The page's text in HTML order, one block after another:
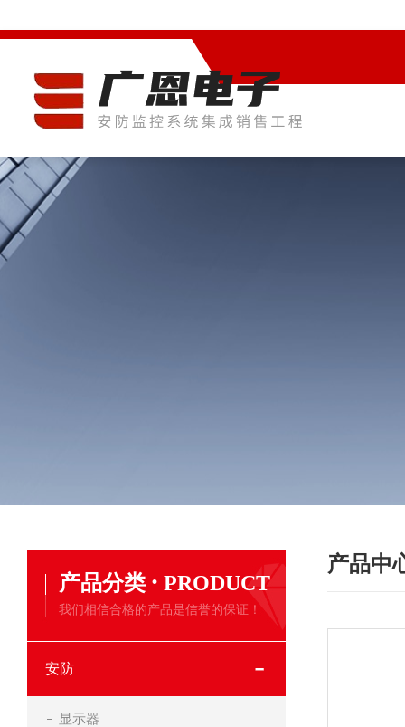
产品分类 · PRODUCT
我们相信合格的产品是信誉的保证！
安防
显示器
产品中